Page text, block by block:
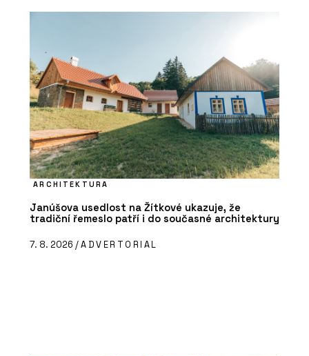
ARCHITEKTURA
Janúšova usedlost na Žítkové ukazuje, že
tradiční řemeslo patří i do současné architektury
7. 8. 2026 /ADVERTORIAL